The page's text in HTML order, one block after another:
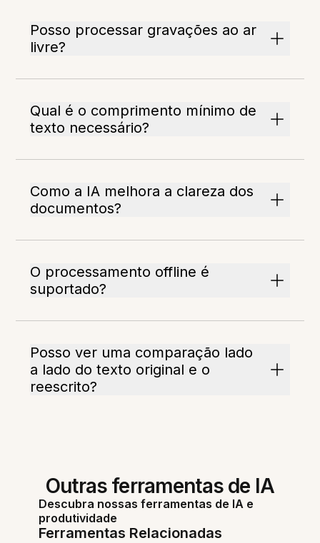
Posso processar gravações ao ar
livre?
Qual é o comprimento mínimo de
texto necessário?
Como a IA melhora a clareza dos
documentos?
O processamento offline é
suportado?
Posso ver uma comparação lado
a lado do texto original e o
reescrito?
Outras ferramentas de IA
Descubra nossas ferramentas de IA e
produtividade
Ferramentas Relacionadas